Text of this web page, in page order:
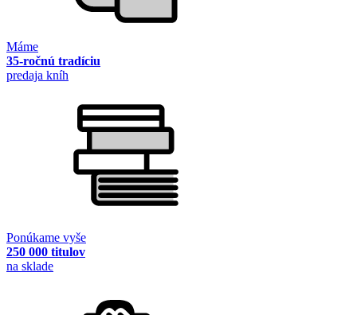
Máme
35-ročnú tradíciu
predaja kníh
Ponúkame vyše
250 000 titulov
na sklade